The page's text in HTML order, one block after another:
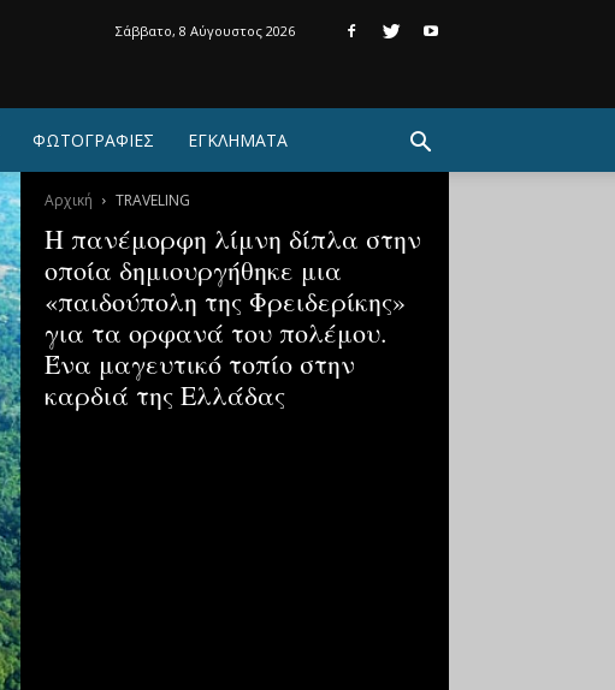
Σάββατο, 8 Αύγουστος 2026
ΦΩΤΟΓΡΑΦΙΕΣ ΕΓΚΛΗΜΑΤΑ
Αρχική TRAVELING
Η πανέμορφη λίμνη δίπλα στην
οποία δημιουργήθηκε μια
«παιδούπολη της Φρειδερίκης»
για τα ορφανά του πολέμου.
Ένα μαγευτικό τοπίο στην
καρδιά της Ελλάδας